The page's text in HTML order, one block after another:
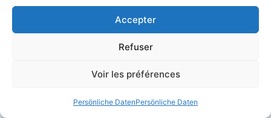
Accepter
Refuser
Voir les préférences
Persönliche DatenPersönliche Daten
Skippern oder Amateurseglern ...